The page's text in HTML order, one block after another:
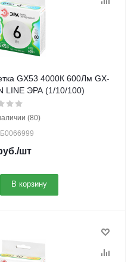
GX53 4000К 600Лм GX-
LINE ЭРА (1/10/100)
(80)
/шт
В корзину